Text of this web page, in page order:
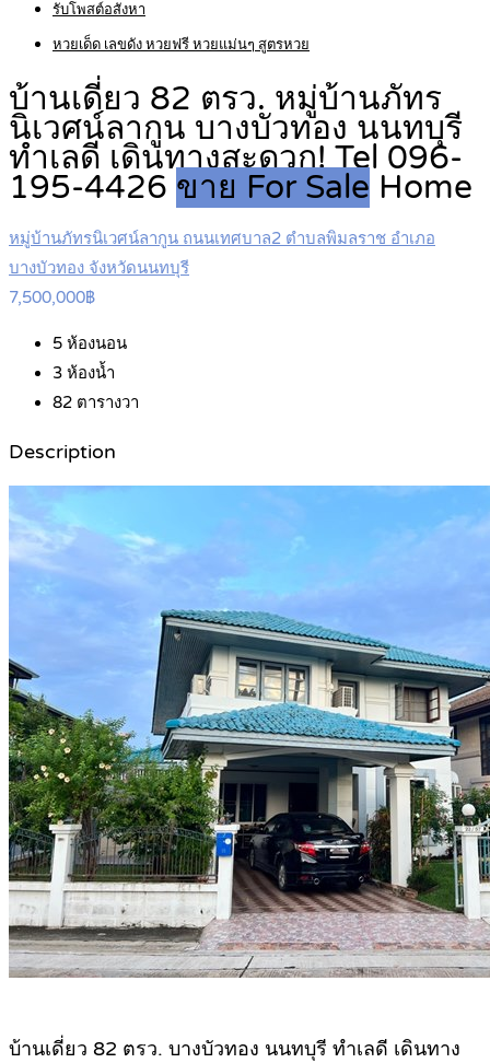
รับโพสต์อสังหา
หวยเด็ด เลขดัง หวยฟรี หวยแม่นๆ สูตรหวย
บ้านเดี่ยว 82 ตรว. หมู่บ้านภัทร
นิเวศน์ลากูน บางบัวทอง นนทบุรี
ทำเลดี เดินทางสะดวก! Tel 096-
195-4426 ขาย For Sale Home
หมู่บ้านภัทรนิเวศน์ลากูน ถนนเทศบาล2 ตำบลพิมลราช อำเภอ
บางบัวทอง จังหวัดนนทบุรี
7,500,000฿
5 ห้องนอน
3 ห้องน้ำ
82 ตารางวา
Description
บ้านเดี่ยว 82 ตรว. บางบัวทอง นนทบุรี ทำเลดี เดินทาง